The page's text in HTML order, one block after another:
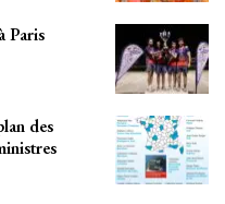
Paris
des